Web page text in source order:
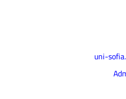
uni-